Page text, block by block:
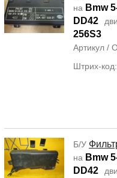
на Bmw
DD42
256S3
Артикул /
Штрих-
Б/У
на Bmw
DD42